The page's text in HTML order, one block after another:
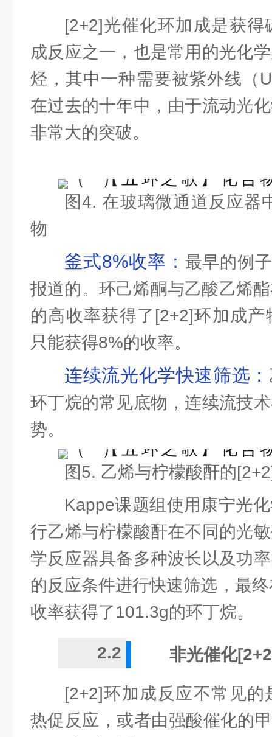
[2+2]光催化环加成是获
成反应之一，也是常用的光化
烃，其中一种需要被紫外线（
在过去的十年中，由于流动光
非常大的突破。
图4. 在玻璃微通道反应器
物
釜式8%收率： 最早的例
报道的。环己烯酮与乙酸乙烯
的高收率获得了[2+2]环加成
只能获得8%的收率。
连续流光化学快速筛选：
环丁烷的常见底物，连续流技
势。
图5. 乙烯与柠檬酸酐的
Kappe课题组使用康宁光
行乙烯与柠檬酸酐在不同的光
学反应器具备多种波长以及功
的反应条件进行快速筛选，最
收率获得了101.3g的环丁烷。
2.2 非光催化
[2+2]环加成反应不常见
热促反应，或者由强酸催化的